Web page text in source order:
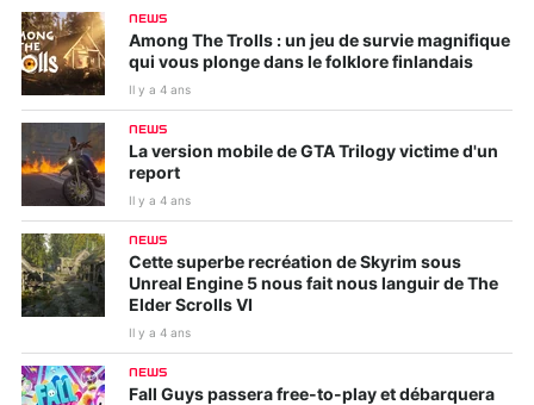
NEWS
Among The Trolls : un jeu de survie magnifique
qui vous plonge dans le folklore finlandais
Il y a 4 ans
NEWS
La version mobile de GTA Trilogy victime d'un
report
Il y a 4 ans
NEWS
Cette superbe recréation de Skyrim sous
Unreal Engine 5 nous fait nous languir de The
Elder Scrolls VI
Il y a 4 ans
NEWS
Fall Guys passera free-to-play et débarquera